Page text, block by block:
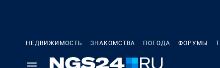
НЕДВИЖИМОСТЬ ЗНАКОМСТВА ПОГОДА ФОРУМЫ